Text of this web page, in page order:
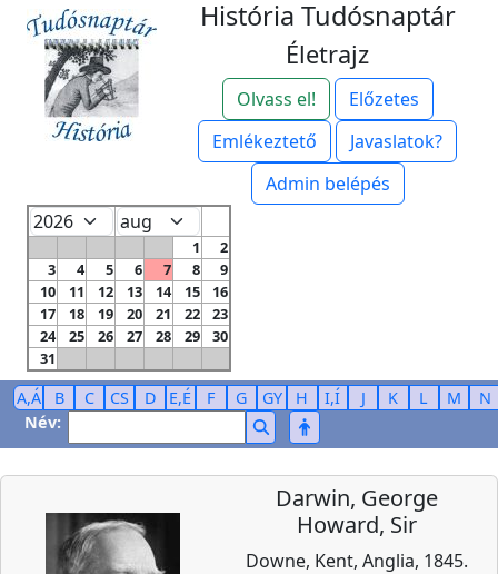
História Tudósnaptár
Életrajz
Olvass el!
Előzetes
Emlékeztető
Javaslatok?
Admin belépés
1
2
3
4 5 6 7 8
9
10
11 12 13 14 15
16
17
18 19 20 21 22
23
24
25 26 27 28 29
30
31
A,Á B C CS D E,É F G GY H I,Í J K L M
N
Név:
Darwin, George
Howard, Sir
Downe, Kent, Anglia, 1845.